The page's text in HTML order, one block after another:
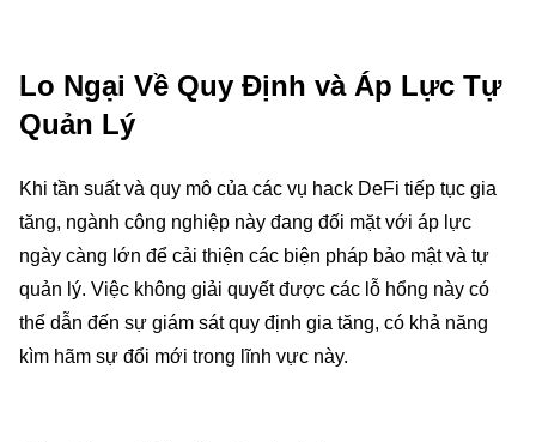
Lo Ngại Về Quy Định và Áp Lực Tự
Quản Lý
Khi tần suất và quy mô của các vụ hack DeFi tiếp tục gia
tăng, ngành công nghiệp này đang đối mặt với áp lực
ngày càng lớn để cải thiện các biện pháp bảo mật và tự
quản lý. Việc không giải quyết được các lỗ hổng này có
thể dẫn đến sự giám sát quy định gia tăng, có khả năng
kìm hãm sự đổi mới trong lĩnh vực này.